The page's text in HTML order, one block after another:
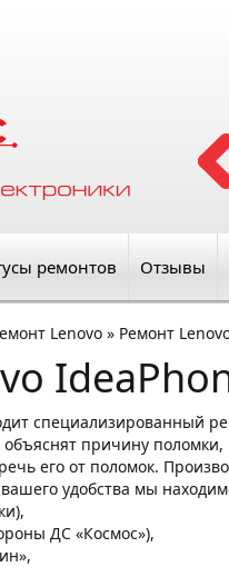
ремонтов Отзывы
Lenovo » Ремонт
специализированный
причину
его от поломок.
удобства мы
ДС «Космос»),